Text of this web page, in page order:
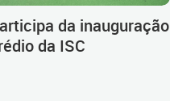
da inauguração
da ISC